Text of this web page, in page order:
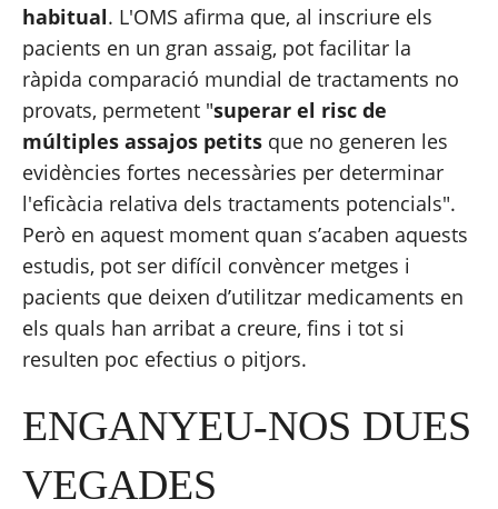
habitual. L'OMS afirma que, al inscriure els
pacients en un gran assaig, pot facilitar la
ràpida comparació mundial de tractaments no
provats, permetent "superar el risc de
múltiples assajos petits que no generen les
evidències fortes necessàries per determinar
l'eficàcia relativa dels tractaments potencials".
Però en aquest moment quan s’acaben aquests
estudis, pot ser difícil convèncer metges i
pacients que deixen d’utilitzar medicaments en
els quals han arribat a creure, fins i tot si
resulten poc efectius o pitjors.
ENGANYEU-NOS DUES
VEGADES